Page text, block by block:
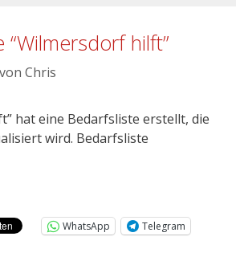
“Wilmersdorf hilft”
von Chris
hat eine Bedarfsliste erstellt, die
wird. Bedarfsliste
WhatsApp
Telegram